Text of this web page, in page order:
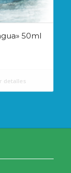
50ml
detalles